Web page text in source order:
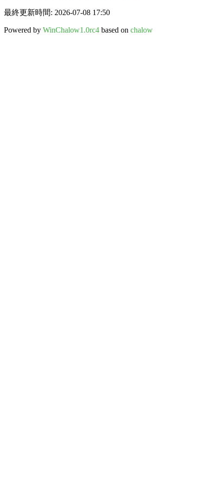
最終更新時間: 2026-07-08 17:50
Powered by WinChalow1.0rc4 based on chalow